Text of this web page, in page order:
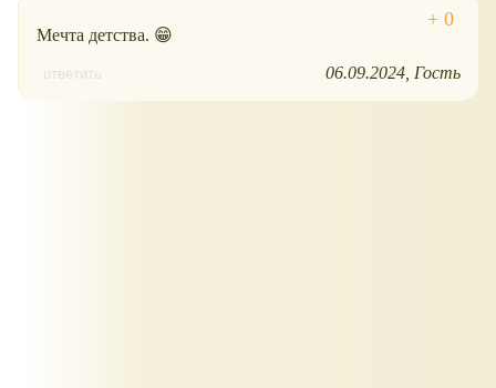
Мечта детства. 😁
ответить 06.09.2024 Гость